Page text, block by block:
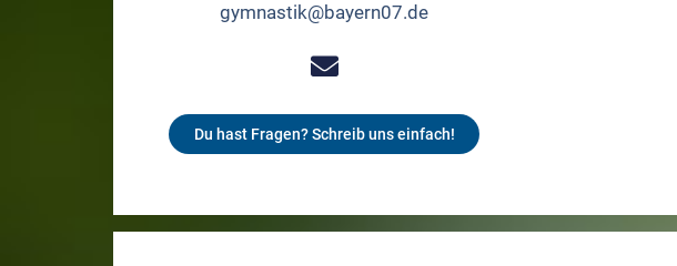
gymnastik@bayern07.de
Du hast Fragen? Schreib uns einfach!